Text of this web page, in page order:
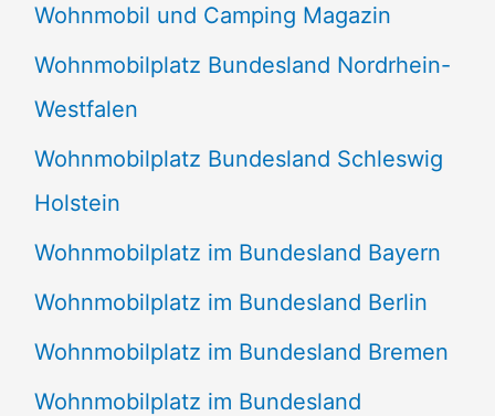
Wohnmobil und Camping Magazin
Wohnmobilplatz Bundesland Nordrhein-
Westfalen
Wohnmobilplatz Bundesland Schleswig
Holstein
Wohnmobilplatz im Bundesland Bayern
Wohnmobilplatz im Bundesland Berlin
Wohnmobilplatz im Bundesland Bremen
Wohnmobilplatz im Bundesland